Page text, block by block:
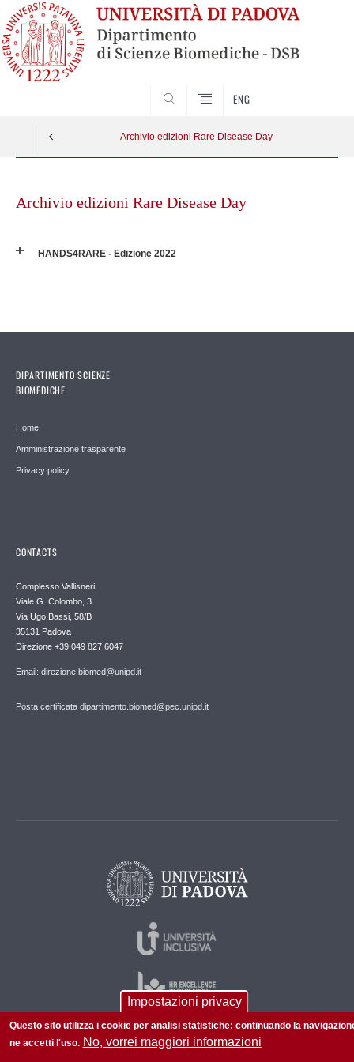
ENG
Archivio edizioni Rare Disease Day
contentArchivio edizioni Rare Disease Day
HANDS4RARE - Edizione 2022
DIPARTIMENTO SCIENZE
BIOMEDICHE
Home
Amministrazione trasparente
Privacy policy
CONTACTS
Complesso Vallisneri,
Viale G. Colombo, 3
Via Ugo Bassi, 58/B
35131 Padova
Direzione +39 049 827 6047
Email: direzione.biomed@unipd.it
Posta certificata dipartimento.biomed@pec.unipd.it
Impostazioni privacy
Questo sito utilizza i cookie per analisi statistiche: continuando la
ne accetti l'uso. No, vorrei maggiori informazioni